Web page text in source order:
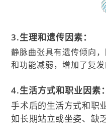
3.生理和遗传因素：
静脉曲张具有遗传倾向
和功能减弱，增加了复发
4.生活方式和职业因素：
手术后的生活方式和职
如长期站立或坐姿、缺